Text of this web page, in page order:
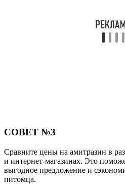
СОВЕТ №3
Сравните цены на амитразин в
и интернет-магазинах. Это
выгодное предложение и
питомца.